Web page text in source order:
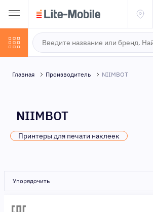
Главная Производитель NIIMBOT
NIIMBOT
Принтеры для печати наклеек
Упорядочить